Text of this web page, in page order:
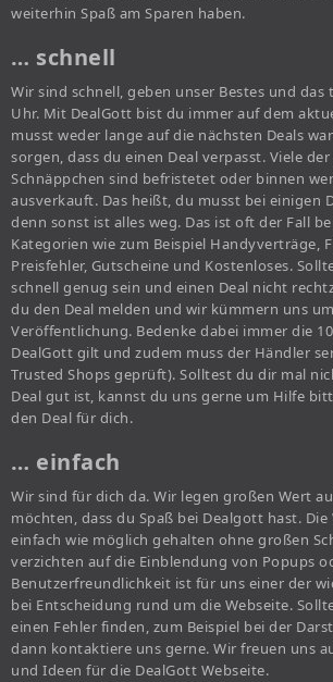
weiterhin Spaß am Sparen haben.
… schnell
Wir sind schnell, geben unser Bestes und das
Uhr. Mit DealGott bist du immer auf dem
musst weder lange auf die nächsten Deals
sorgen, dass du einen Deal verpasst. Viele
Schnäppchen sind befristetet oder binnen
ausverkauft. Das heißt, du musst bei einigen
denn sonst ist alles weg. Das ist oft der Fall
Kategorien wie zum Beispiel Handyverträge,
Preisfehler, Gutscheine und Kostenloses.
schnell genug sein und einen Deal nicht
du den Deal melden und wir kümmern uns
Veröffentlichung. Bedenke dabei immer die
DealGott gilt und zudem muss der Händler
Trusted Shops geprüft). Solltest du dir mal
Deal gut ist, kannst du uns gerne um Hilfe
den Deal für dich.
… einfach
Wir sind für dich da. Wir legen großen Wert
möchten, dass du Spaß bei Dealgott hast. Die
einfach wie möglich gehalten ohne großen
verzichten auf die Einblendung von Popups
Benutzerfreundlichkeit ist für uns einer der
bei Entscheidung rund um die Webseite.
einen Fehler finden, zum Beispiel bei der
dann kontaktiere uns gerne. Wir freuen uns
und Ideen für die DealGott Webseite.